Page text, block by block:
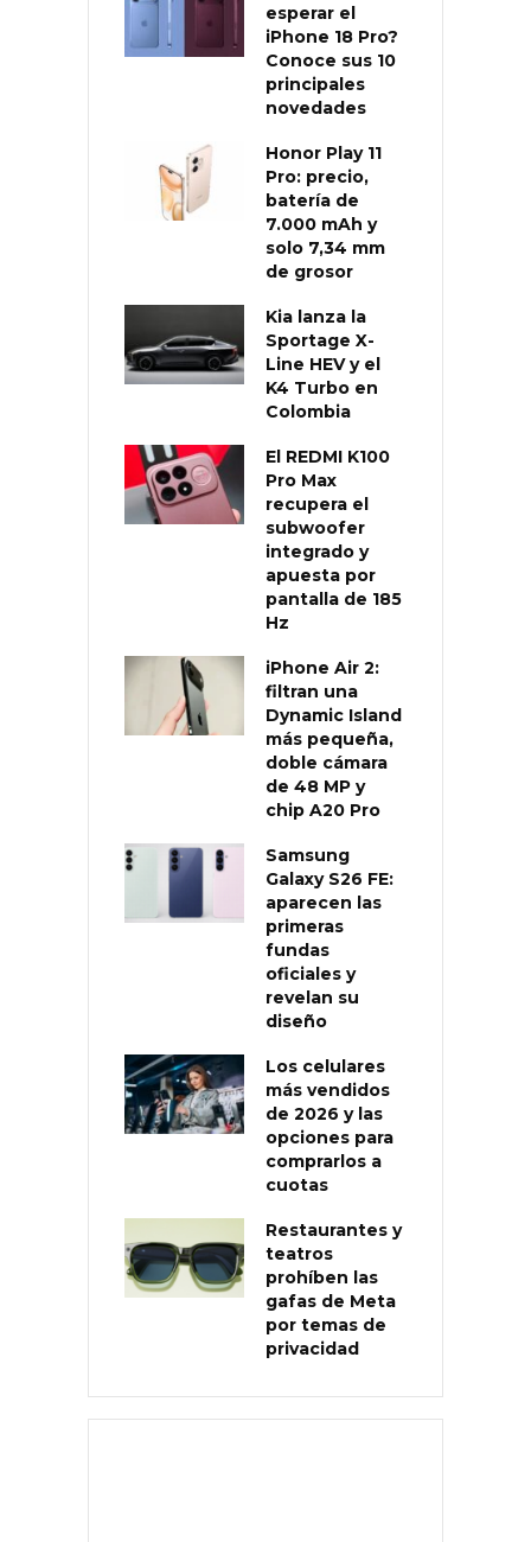
esperar el
iPhone 18 Pro?
Conoce sus 10
principales
novedades
Honor Play 11
Pro: precio,
batería de
7.000 mAh y
solo 7,34 mm
de grosor
Kia lanza la
Sportage X-
Line HEV y el
K4 Turbo en
Colombia
El REDMI K100
Pro Max
recupera el
subwoofer
integrado y
apuesta por
pantalla de 185
Hz
iPhone Air 2:
filtran una
Dynamic Island
más pequeña,
doble cámara
de 48 MP y
chip A20 Pro
Samsung
Galaxy S26 FE:
aparecen las
primeras
fundas
oficiales y
revelan su
diseño
Los celulares
más vendidos
de 2026 y las
opciones para
comprarlos a
cuotas
Restaurantes y
teatros
prohíben las
gafas de Meta
por temas de
privacidad